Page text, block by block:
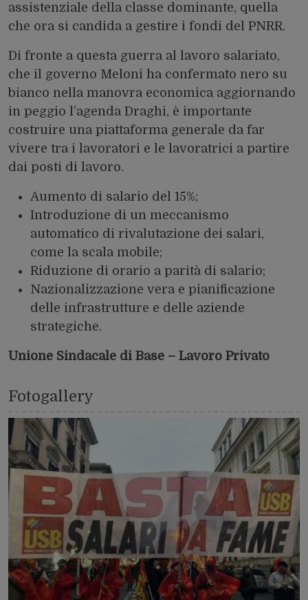
assistenziale della classe dominante, quella
che ora si candida a gestire i fondi del PNRR.
Di fronte a questa guerra al lavoro salariato,
che il governo Meloni ha confermato nero su
bianco nella manovra economica aggiornando
in peggio l’agenda Draghi, è importante
costruire una piattaforma generale da far
vivere tra i lavoratori e le lavoratrici a partire
dai posti di lavoro.
Aumento di salario del 15%;
Introduzione di un meccanismo
automatico di rivalutazione dei salari,
come la scala mobile;
Riduzione di orario a parità di salario;
Nazionalizzazione vera e pianificazione
delle infrastrutture e delle aziende
strategiche.
Unione Sindacale di Base – Lavoro Privato
Fotogallery